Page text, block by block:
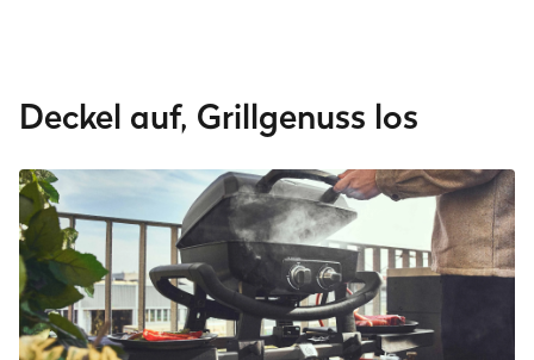
Deckel auf, Grillgenuss los